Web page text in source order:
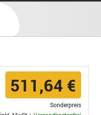
511,64 €
Sonderpreis